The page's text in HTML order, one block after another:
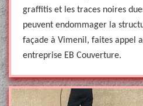
graffitis et les traces noires
peuvent endommager la
façade à Vimenil, faites appel
entreprise EB Couverture.